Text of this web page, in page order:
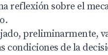
reflexión sobre el
preliminarmente,
condiciones de la